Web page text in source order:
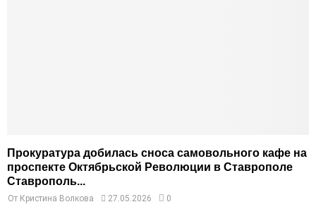
Прокуратура добилась сноса самовольного кафе на
проспекте Октябрьской Революции в Ставрополе
Ставрополь...
От Кристина Волкова 27.05.2026 0